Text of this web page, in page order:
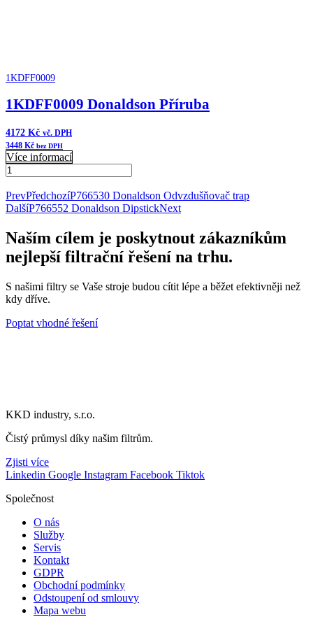
1KDFF0009
1KDFF0009 Donaldson Příruba
4172 Kč vč. DPH
3448 Kč bez DPH
Více informací
1KDFF0009
Příruba
množství
PrevPředchozíP766530 Donaldson Odvzdušňovač trap
DalšíP766552 Donaldson DipstickNext
Naším cílem je poskytnout zákazníkům
nejlepší filtrační řešení na trhu.
S našimi filtry se Vaše stroje budou cítit lépe a běžet efektivněji než
kdy dříve.
Poptat vhodné řešení
KKD industry, s.r.o.
Čistý průmysl díky našim filtrům.
Zjisti více
Linkedin Google Instagram Facebook Tiktok
Společnost
O nás
Služby
Servis
Kontakt
GDPR
Obchodní podmínky
Odstoupení od smlouvy
Mapa webu